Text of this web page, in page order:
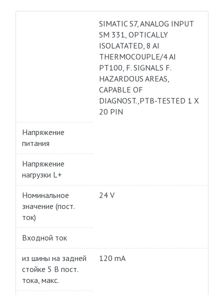
SIMATIC S7, ANALOG INPUT
SM 331, OPTICALLY
ISOLATATED, 8 AI
THERMOCOUPLE/4 AI
PT100, F. SIGNALS F.
HAZARDOUS AREAS,
CAPABLE OF
DIAGNOST.,PTB-TESTED 1 X
20 PIN
Напряжение
питания
Напряжение
нагрузки L+
Номинальное
значение (пост.
ток)
24 V
Входной ток
из шины на задней
стойке 5 В пост.
тока, макс.
120 mA